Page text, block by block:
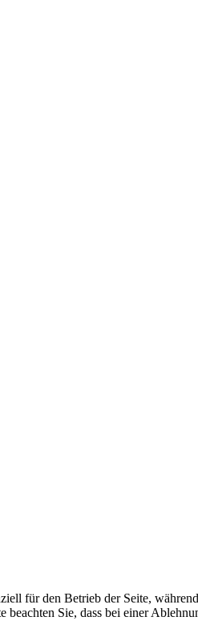
für den Betrieb der Seite,
beachten Sie, dass bei einer